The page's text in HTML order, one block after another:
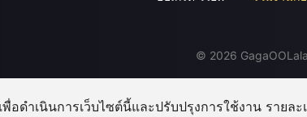
© 2026 GagaOOLala
พื่อดำเนินการเว็บไซต์นี้และปรับปรุงการใช้งาน รายล